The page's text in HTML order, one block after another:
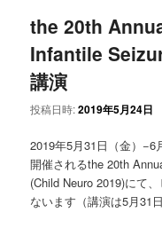
テ
ン
ツ
へ
移
ン
ツ
へ
移
動
the 20th
Infantile
講演
投稿日時:2019年5月24日
2019年5月31日（金）−6
開催されるthe 20th
(Child Neuro 2019)にて
ないます（講演は5月31